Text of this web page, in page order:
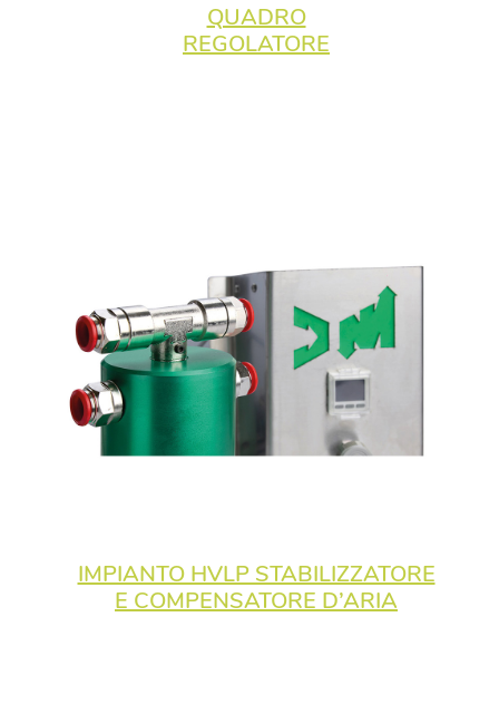
QUADRO
REGOLATORE
IMPIANTO HVLP STABILIZZATORE
E COMPENSATORE D’ARIA